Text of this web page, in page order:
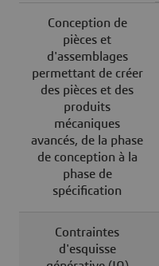
Conception de
pièces et
d'assemblages
permettant de créer
des pièces et des
produits
mécaniques
avancés, de la phase
de conception à la
phase de
spécification
Contraintes
d'esquisse